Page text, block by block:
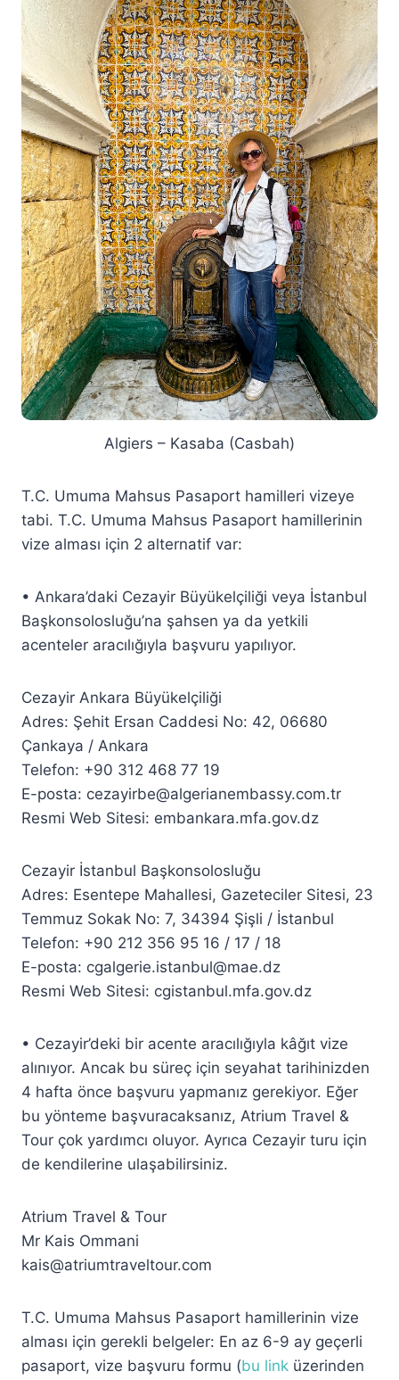
Algiers – Kasaba (Casbah)
T.C. Umuma Mahsus Pasaport hamilleri vizeye
tabi. T.C. Umuma Mahsus Pasaport hamillerinin
vize alması için 2 alternatif var:
• Ankara’daki Cezayir Büyükelçiliği veya İstanbul
Başkonsolosluğu’na şahsen ya da yetkili
acenteler aracılığıyla başvuru yapılıyor.
Cezayir Ankara Büyükelçiliği
Adres: Şehit Ersan Caddesi No: 42, 06680
Çankaya / Ankara
Telefon: +90 312 468 77 19
E-posta: cezayirbe@algerianembassy.com.tr
Resmi Web Sitesi: embankara.mfa.gov.dz
Cezayir İstanbul Başkonsolosluğu
Adres: Esentepe Mahallesi, Gazeteciler Sitesi, 23
Temmuz Sokak No: 7, 34394 Şişli / İstanbul
Telefon: +90 212 356 95 16 / 17 / 18
E-posta: cgalgerie.istanbul@mae.dz
Resmi Web Sitesi: cgistanbul.mfa.gov.dz
• Cezayir’deki bir acente aracılığıyla kâğıt vize
alınıyor. Ancak bu süreç için seyahat tarihinizden
4 hafta önce başvuru yapmanız gerekiyor. Eğer
bu yönteme başvuracaksanız, Atrium Travel &
Tour çok yardımcı oluyor. Ayrıca Cezayir turu için
de kendilerine ulaşabilirsiniz.
Atrium Travel & Tour
Mr Kais Ommani
kais@atriumtraveltour.com
T.C. Umuma Mahsus Pasaport hamillerinin vize
alması için gerekli belgeler: En az 6-9 ay geçerli
pasaport, vize başvuru formu (bu link üzerinden